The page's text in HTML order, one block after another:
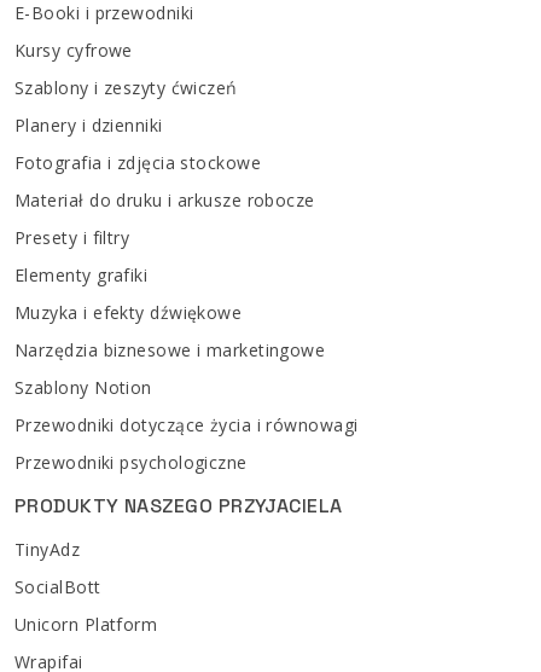
E-Booki i przewodniki
Kursy cyfrowe
Szablony i zeszyty ćwiczeń
Planery i dzienniki
Fotografia i zdjęcia stockowe
Materiał do druku i arkusze robocze
Presety i filtry
Elementy grafiki
Muzyka i efekty dźwiękowe
Narzędzia biznesowe i marketingowe
Szablony Notion
Przewodniki dotyczące życia i równowagi
Przewodniki psychologiczne
PRODUKTY NASZEGO PRZYJACIELA
TinyAdz
SocialBott
Unicorn Platform
Wrapifai